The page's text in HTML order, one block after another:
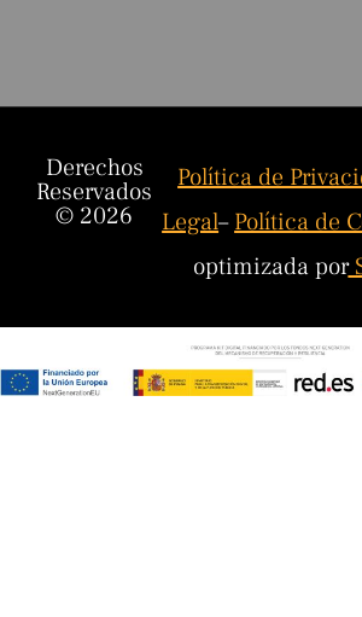
Derechos
Reservados
© 2026
Política de
Legal–Política de
optimizada por